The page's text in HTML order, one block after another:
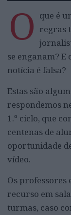
O que é
regras
se enganam? E
notícia é falsa?
Estas são
respondemos
1.º ciclo, que
centenas de
oportunidade
vídeo.
Os professores
recurso em
turmas, caso